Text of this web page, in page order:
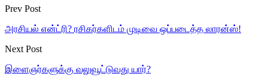
Prev Post
அரசியல் என்ட்ரி? ரசிகர்களிடம் முடிவை ஒப்படைத்த லாரன்ஸ்!
Next Post
இளைஞர்களுக்கு வலுவூட்டுவது யார்?